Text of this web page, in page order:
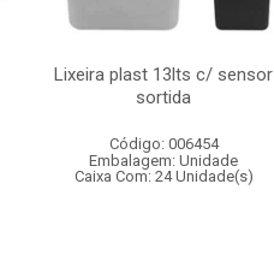
Lixeira plast 13lts c/ sensor
sortida
Código: 006454
Embalagem: Unidade
Caixa Com: 24 Unidade(s)